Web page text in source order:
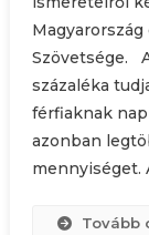
Szövetsége.
százaléka
férfiaknak
azonban
mennyiséget.
Tovább